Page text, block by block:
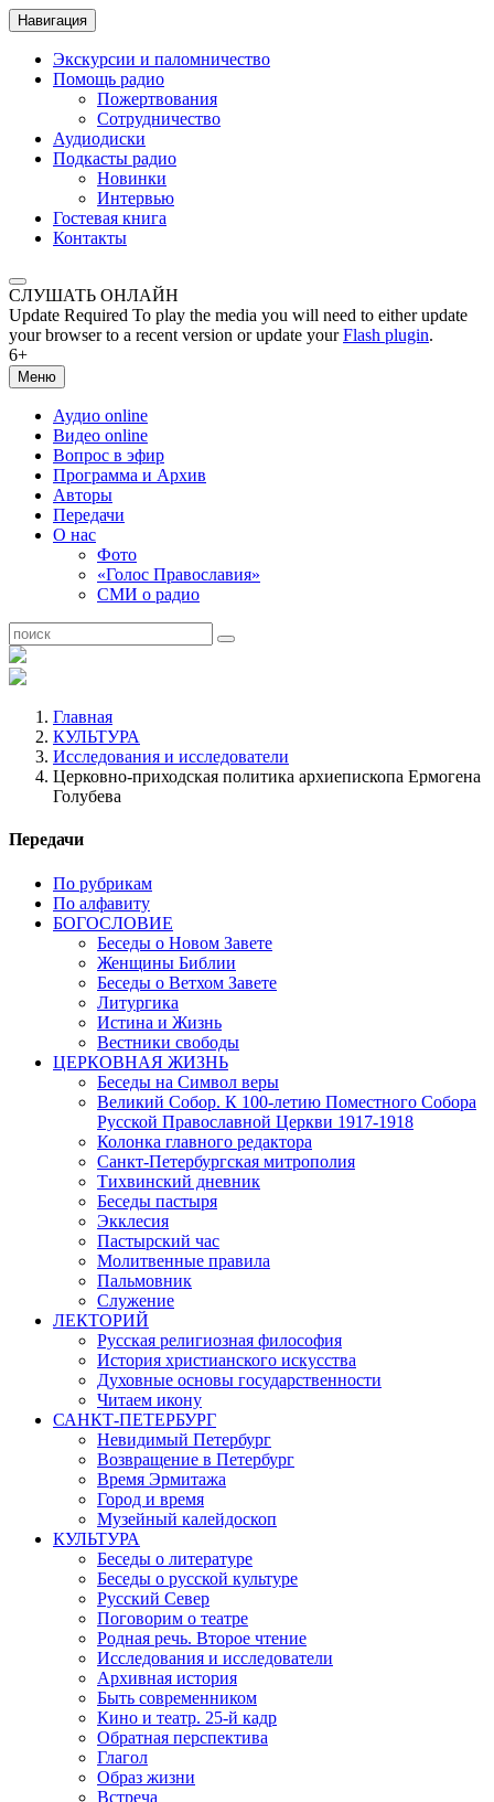
Навигация
Экскурсии и паломничество
Помощь радио
Пожертвования
Сотрудничество
Аудиодиски
Подкасты радио
Новинки
Интервью
Гостевая книга
Контакты
СЛУШАТЬ ОНЛАЙН
Update Required To play the media you will need to either update
your browser to a recent version or update yourFlash plugin.
6+
Меню
Аудио online
Видео online
Вопрос в эфир
Программа и Архив
Авторы
Передачи
О нас
Фото
«Голос Православия»
СМИ о радио
Главная
КУЛЬТУРА
Исследования и исследователи
Церковно-приходская политика архиепископа Ермогена
Голубева
Передачи
По рубрикам
По алфавиту
БОГОСЛОВИЕ
Беседы о Новом Завете
Женщины Библии
Беседы о Ветхом Завете
Литургика
Истина и Жизнь
Вестники свободы
ЦЕРКОВНАЯ ЖИЗНЬ
Беседы на Символ веры
Великий Собор. К 100-летию Поместного Собора
Русской Православной Церкви 1917-1918
Колонка главного редактора
Санкт-Петербургская митрополия
Тихвинский дневник
Беседы пастыря
Экклесия
Пастырский час
Молитвенные правила
Пальмовник
Служение
ЛЕКТОРИЙ
Русская религиозная философия
История христианского искусства
Духовные основы государственности
Читаем икону
САНКТ-ПЕТЕРБУРГ
Невидимый Петербург
Возвращение в Петербург
Время Эрмитажа
Город и время
Музейный калейдоскоп
КУЛЬТУРА
Беседы о литературе
Беседы о русской культуре
Русский Север
Поговорим о театре
Родная речь. Второе чтение
Исследования и исследователи
Архивная история
Быть современником
Кино и театр. 25-й кадр
Обратная перспектива
Глагол
Образ жизни
Встреча